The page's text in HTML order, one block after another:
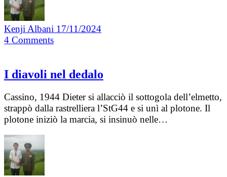
Kenji Albani 17/11/2024
4 Comments
I diavoli nel dedalo
Cassino, 1944 Dieter si allacciò il sottogola dell’elmetto,
strappò dalla rastrelliera l’StG44 e si unì al plotone. Il
plotone iniziò la marcia, si insinuò nelle…